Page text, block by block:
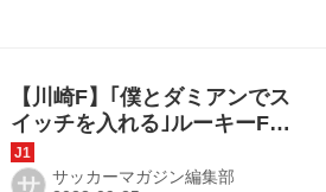
【川崎F】｢僕とダミアンでス
イッチを入れる｣ルーキーFW
山田新の3つの大仕事。先制
点、PK譲歩、そして守備
サ サッカーマガジン編集部